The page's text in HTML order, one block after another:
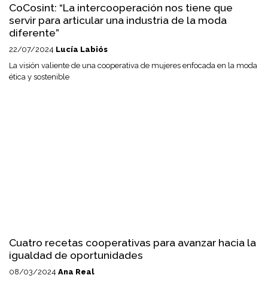
CoCosint: “La intercooperación nos tiene que
servir para articular una industria de la moda
diferente”
22/07/2024 Lucía Labiós
La visión valiente de una cooperativa de mujeres enfocada en la moda
ética y sostenible
Cuatro recetas cooperativas para avanzar hacia la
igualdad de oportunidades
08/03/2024 Ana Real